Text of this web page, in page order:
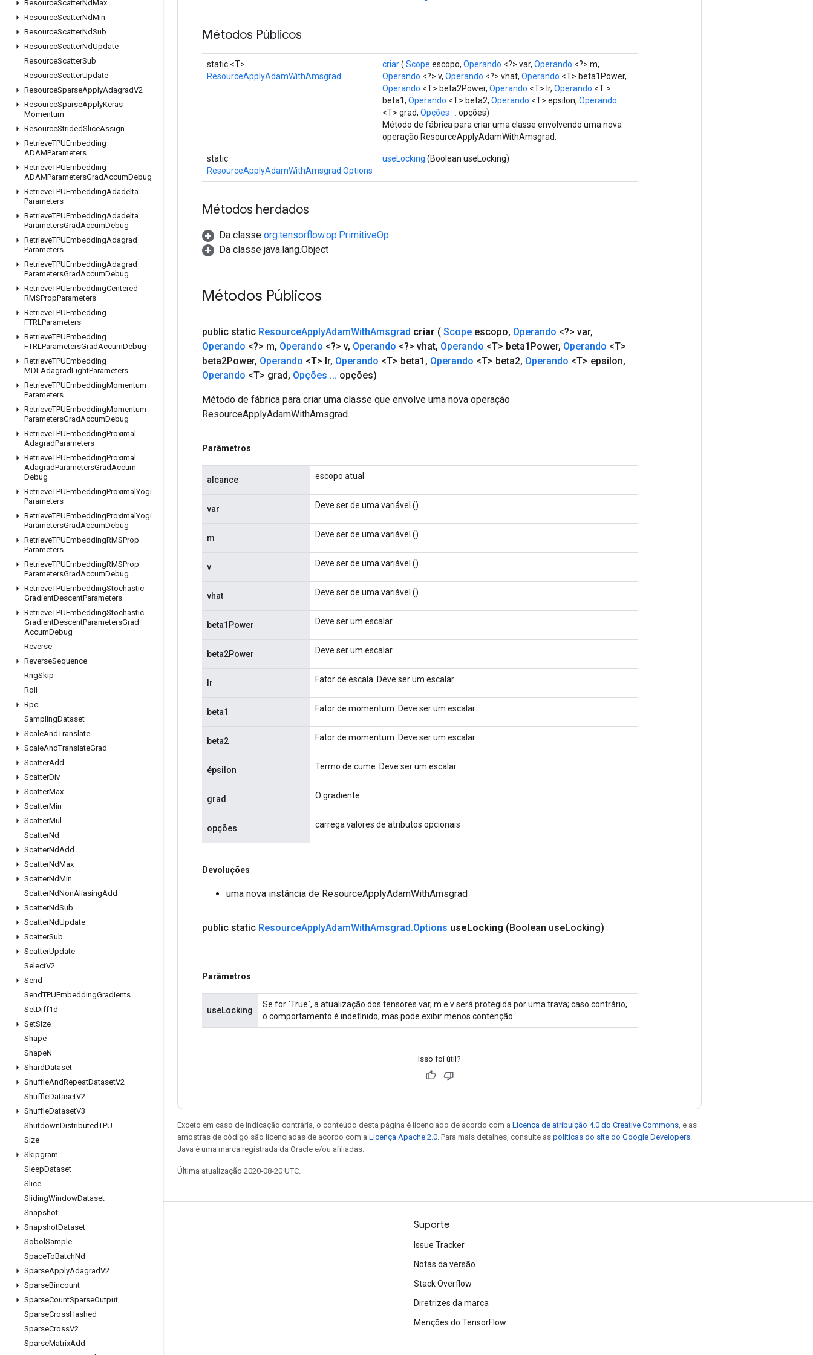
ResourceScatterNdMax
ResourceScatterNdMin
ResourceScatterNdSub
ResourceScatterNdUpdate
ResourceScatterSub
ResourceScatterUpdate
ResourceSparseApplyAdagradV2
ResourceSparseApplyKeras
Momentum
ResourceStridedSliceAssign
RetrieveTPUEmbedding
ADAMParameters
RetrieveTPUEmbedding
ADAMParametersGradAccumDebug
RetrieveTPUEmbeddingAdadelta
Parameters
RetrieveTPUEmbeddingAdadelta
ParametersGradAccumDebug
RetrieveTPUEmbeddingAdagrad
Parameters
RetrieveTPUEmbeddingAdagrad
ParametersGradAccumDebug
RetrieveTPUEmbeddingCentered
RMSPropParameters
RetrieveTPUEmbedding
FTRLParameters
RetrieveTPUEmbedding
FTRLParametersGradAccumDebug
RetrieveTPUEmbedding
MDLAdagradLightParameters
RetrieveTPUEmbeddingMomentum
Parameters
RetrieveTPUEmbeddingMomentum
ParametersGradAccumDebug
RetrieveTPUEmbeddingProximal
AdagradParameters
RetrieveTPUEmbeddingProximal
AdagradParametersGradAccum
Debug
RetrieveTPUEmbeddingProximalYogi
Parameters
RetrieveTPUEmbeddingProximalYogi
ParametersGradAccumDebug
RetrieveTPUEmbeddingRMSProp
Parameters
RetrieveTPUEmbeddingRMSProp
ParametersGradAccumDebug
RetrieveTPUEmbeddingStochastic
GradientDescentParameters
RetrieveTPUEmbeddingStochastic
GradientDescentParametersGrad
AccumDebug
Reverse
ReverseSequence
RngSkip
Roll
Rpc
SamplingDataset
ScaleAndTranslate
ScaleAndTranslateGrad
ScatterAdd
ScatterDiv
ScatterMax
ScatterMin
ScatterMul
ScatterNd
ScatterNdAdd
ScatterNdMax
ScatterNdMin
ScatterNdNonAliasingAdd
ScatterNdSub
ScatterNdUpdate
ScatterSub
ScatterUpdate
SelectV2
Send
SendTPUEmbeddingGradients
SetDiff1d
SetSize
Shape
ShapeN
ShardDataset
ShuffleAndRepeatDatasetV2
ShuffleDatasetV2
ShuffleDatasetV3
ShutdownDistributedTPU
Size
Skipgram
SleepDataset
Slice
SlidingWindowDataset
Snapshot
SnapshotDataset
Sobol Sample
SpaceToBatchNd
SparseApplyAdagradV2
SparseBincount
SparseCountSparseOutput
SparseCrossHashed
SparseCrossV2
SparseMatrixAdd
Métodos Públicos
static <T>
ResourceApplyAdamWithAmsgrad
criar( Scope escopo, Operando <?> var, Operando <?> m,
Operando <?> v, Operando <?> vhat, Operando <T> beta1Power,
Operando <T> beta2Power, Operando <T> lr, Operando <T >
beta1, Operando <T> beta2, Operando <T> epsilon, Operando
<T> grad, Opções ...
opções)
Método de fábrica para criar uma classe envolvendo uma nova
operação ResourceApplyAdamWithAmsgrad.
static
ResourceApplyAdamWithAmsgrad.Options
useLocking (Boolean useLocking)
Métodos herdados
Da classe org.tensorflow.op.PrimitiveOp
Da classe java.lang.Object
Métodos Públicos
public static ResourceApplyAdamWithAmsgrad criar ( Scope escopo, Operando <?> var,
Operando <?> m, Operando <?> v, Operando <?> vhat, Operando <T> beta1Power, Operando <T>
beta2Power, Operando <T> lr, Operando <T> beta1 , Operando <T> beta2, Operando <T> epsilon,
Operando <T> grad, Opções ... opções)
Método de fábrica para criar uma classe que envolve uma nova operação
ResourceApplyAdamWithAmsgrad.
Parâmetros
alcance escopo atual
var Deve ser de uma variável ().
m Deve ser de uma variável ().
v Deve ser de uma variável ().
vhat Deve ser de uma variável ().
beta1Power Deve ser um escalar.
beta2Power Deve ser um escalar.
lr Fator de escala. Deve ser um escalar.
beta1 Fator de momentum. Deve ser um escalar.
beta2 Fator de momentum. Deve ser um escalar.
épsilon Termo de cume. Deve ser um escalar.
grad O gradiente.
opções carrega valores de atributos opcionais
Devoluções
uma nova instância de ResourceApplyAdamWithAmsgrad
public static ResourceApplyAdamWithAmsgrad.Options useLocking (Boolean useLocking)
Parâmetros
useLocking
Se for `True`, a atualização dos tensores var, m e v será protegida por uma trava; caso contrário,
o comportamento é indefinido, mas pode exibir menos contenção.
Isso foi útil?
Exceto em caso de indicação contrária, o conteúdo desta página é licenciado de acordo com a Licença de atribuição 4.0 do Creative Commons, e as
amostras de código são licenciadas de acordo com a Licença Apache 2.0. Para mais detalhes, consulte as políticas do site do Google Developers.
Java é uma marca registrada da Oracle e/ou afiliadas.
Última atualização 2020-08-20 UTC.
Permanecer conectado
Blog
GitHub
Twitter
Suporte
Issue Tracker
Notas da versão
Stack Overflow
Diretrizes da marca
Menções do TensorFlow